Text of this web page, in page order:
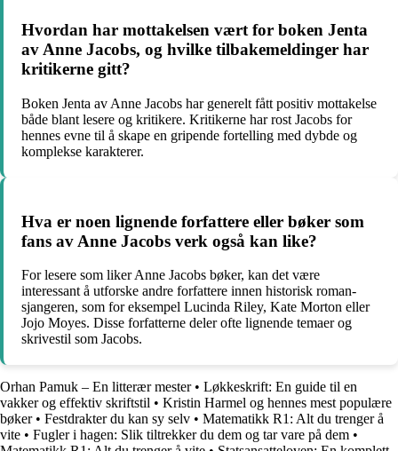
Hvordan har mottakelsen vært for boken Jenta
av Anne Jacobs, og hvilke tilbakemeldinger har
kritikerne gitt?
Boken Jenta av Anne Jacobs har generelt fått positiv mottakelse
både blant lesere og kritikere. Kritikerne har rost Jacobs for
hennes evne til å skape en gripende fortelling med dybde og
komplekse karakterer.
Hva er noen lignende forfattere eller bøker som
fans av Anne Jacobs verk også kan like?
For lesere som liker Anne Jacobs bøker, kan det være
interessant å utforske andre forfattere innen historisk roman-
sjangeren, som for eksempel Lucinda Riley, Kate Morton eller
Jojo Moyes. Disse forfatterne deler ofte lignende temaer og
skrivestil som Jacobs.
Orhan Pamuk – En litterær mester• Løkkeskrift: En guide til en
vakker og effektiv skriftstil • Kristin Harmel og hennes mest populære
bøker• Festdrakter du kan sy selv • Matematikk R1: Alt du trenger å
vite • Fugler i hagen: Slik tiltrekker du dem og tar vare på dem •